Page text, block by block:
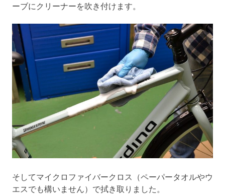
ーブにクリーナーを吹き付けます。
そしてマイクロファイバークロス（ペーパータオルやウ
エスでも構いません）で拭き取りました。